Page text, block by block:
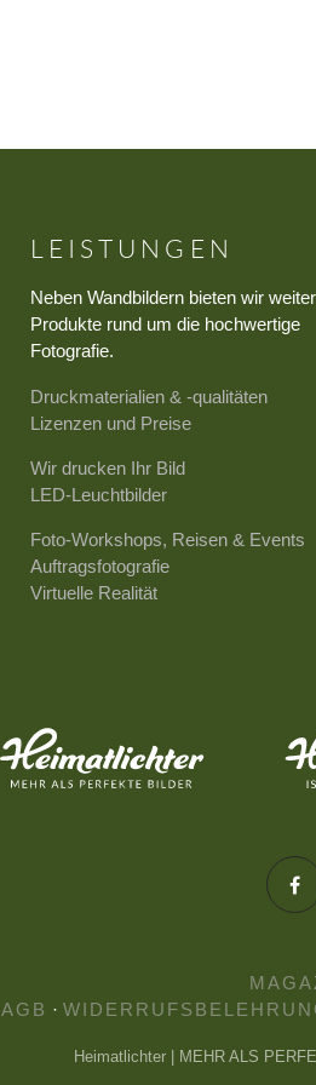
LEISTUNGEN
Neben Wandbildern bieten wir
Produkte rund um die hochwertige
Fotografie.
Druckmaterialien & -qualitäten
Lizenzen und Preise
Wir drucken Ihr Bild
LED-Leuchtbilder
Foto-Workshops, Reisen & Events
Auftragsfotografie
Virtuelle Realität
AGB ·
Heimatlichter | MEHR ALS